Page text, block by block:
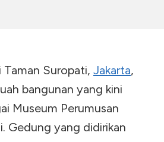
Taman Suropati, Jakarta,
bangunan yang kini
Museum Perumusan
Gedung yang didirikan